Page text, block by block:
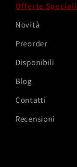
Offerte Speciali
Novità
Preorder
Disponibili
Blog
Contatti
Recensioni